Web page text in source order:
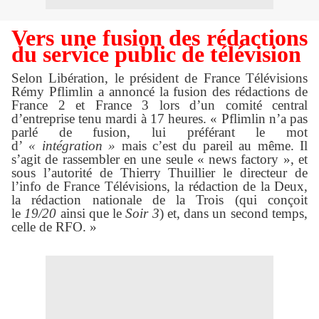
Vers une fusion des rédactions
du service public de télévision
Selon Libération, le président de France Télévisions
Rémy Pflimlin a annoncé la fusion des rédactions de
France 2 et France 3 lors d’un comité central
d’entreprise tenu mardi à 17 heures. « Pflimlin n’a pas
parlé de fusion, lui préférant le mot
d’ « intégration » mais c’est du pareil au même. Il
s’agit de rassembler en une seule « news factory », et
sous l’autorité de Thierry Thuillier le directeur de
l’info de France Télévisions, la rédaction de la Deux,
la rédaction nationale de la Trois (qui conçoit
le 19/20 ainsi que le Soir 3) et, dans un second temps,
celle de RFO. »